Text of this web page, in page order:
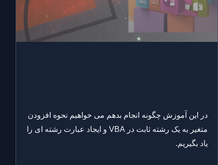
در این آموزش چگونه انجام بدهم می خواهیم نحوه افزودن
متغیر به یک رشته ثابت در VBA و ایجاد عبارت رشته ای را
یاد بگیریم.